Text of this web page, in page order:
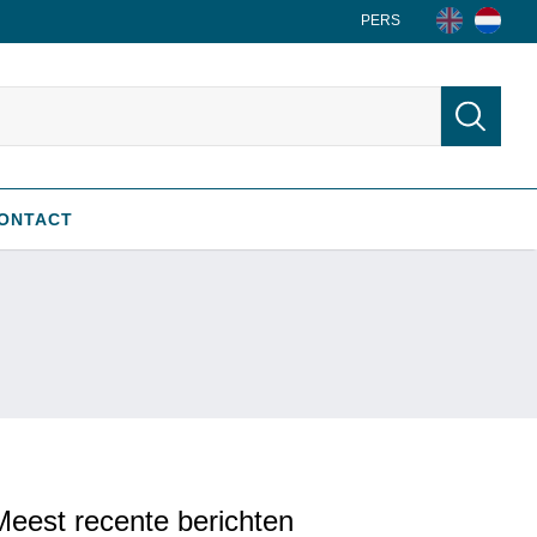
PERS
recente berichten